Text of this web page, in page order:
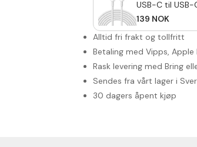
USB-C til
139 NOK
Alltid fri frakt og tollfritt
Betaling med Vipps,
Rask levering med Bring
Sendes fra vårt lager i
30 dagers åpent kjøp